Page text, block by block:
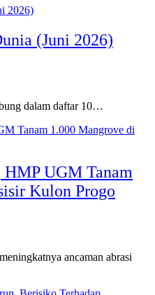
(Juni 2026)
dalam daftar 10…
UGM Tanam
Kulon Progo
ancaman abrasi